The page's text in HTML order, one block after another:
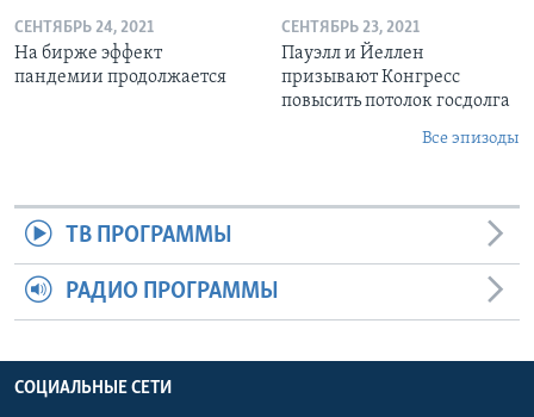
СЕНТЯБРЬ 24, 2021
На бирже эффект
пандемии продолжается
СЕНТЯБРЬ 23, 2021
Пауэлл и Йеллен
призывают Конгресс
повысить потолок госдолга
Все эпизоды
ТВ ПРОГРАММЫ
РАДИО ПРОГРАММЫ
СОЦИАЛЬНЫЕ СЕТИ